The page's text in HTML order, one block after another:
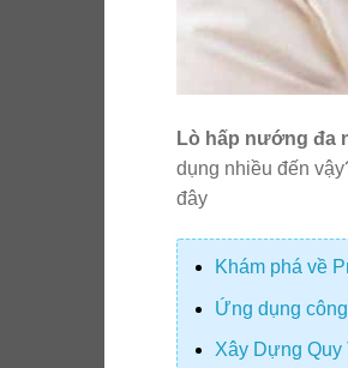
Lò hấp nướng đa
dụng nhiều đến
đây
Khám phá về
Ứng dụng
Xây Dựng